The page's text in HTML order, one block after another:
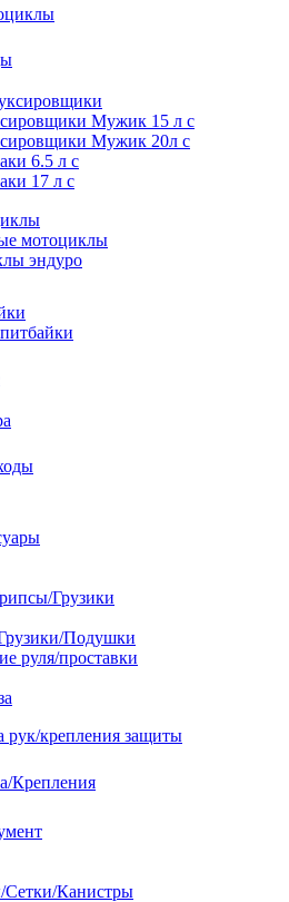
Мужик 15 л с
Мужик 20л с
6.5 л с
17 л с
мотоциклы
эндуро
Грузики
Подушки
руля/проставки
рук/крепления защиты
Крепления
Канистры